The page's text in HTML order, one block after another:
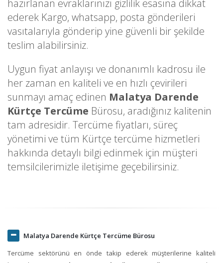
hazırlanan evraklarınızı gizlilik esasına dikkat
ederek Kargo, whatsapp, posta gönderileri
vasıtalarıyla gönderip yine güvenli bir şekilde
teslim alabilirsiniz.
Uygun fiyat anlayışı ve donanımlı kadrosu ile
her zaman en kaliteli ve en hızlı çevirileri
sunmayı amaç edinen Malatya Darende
Kürtçe Tercüme Bürosu, aradığınız kalitenin
tam adresidir. Tercüme fiyatları, süreç
yönetimi ve tüm Kürtçe tercüme hizmetleri
hakkında detaylı bilgi edinmek için müşteri
temsilcilerimizle iletişime geçebilirsiniz.
Malatya Darende Kürtçe Tercüme Bürosu
Tercüme sektörünü en önde takip ederek müşterilerine kaliteli